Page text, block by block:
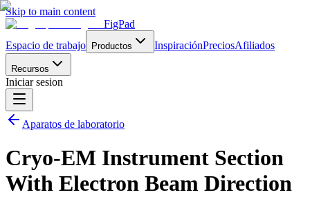
Skip to main content
FigPad
Espacio de trabajo
Productos InspiraciónPreciosAfiliados
Recursos
Iniciar sesion
Aparatos de laboratorio
Cryo-EM Instrument Section
With Electron Beam Direction